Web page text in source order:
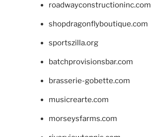
roadwayconstructioninc.com
shopdragonflyboutique.com
sportszilla.org
batchprovisionsbar.com
brasserie-gobette.com
musicrearte.com
morseysfarms.com